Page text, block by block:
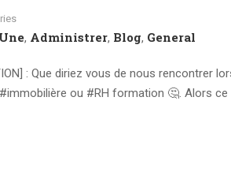
, Administrer, Blog, General
: Que diriez vous de nous rencontrer
ou #RH formation 🤔. Alors